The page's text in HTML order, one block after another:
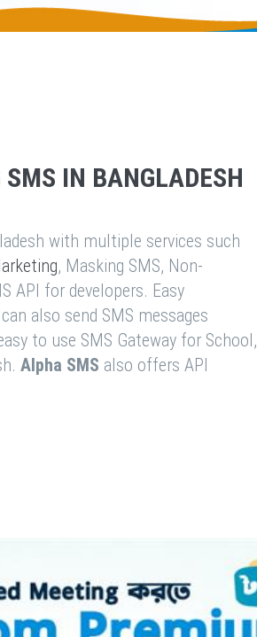
IN BANGLADESH
with multiple services such
, Masking SMS, Non-
API for developers. Easy
also send SMS messages
to use SMS Gateway for School,
Alpha SMS also offers API